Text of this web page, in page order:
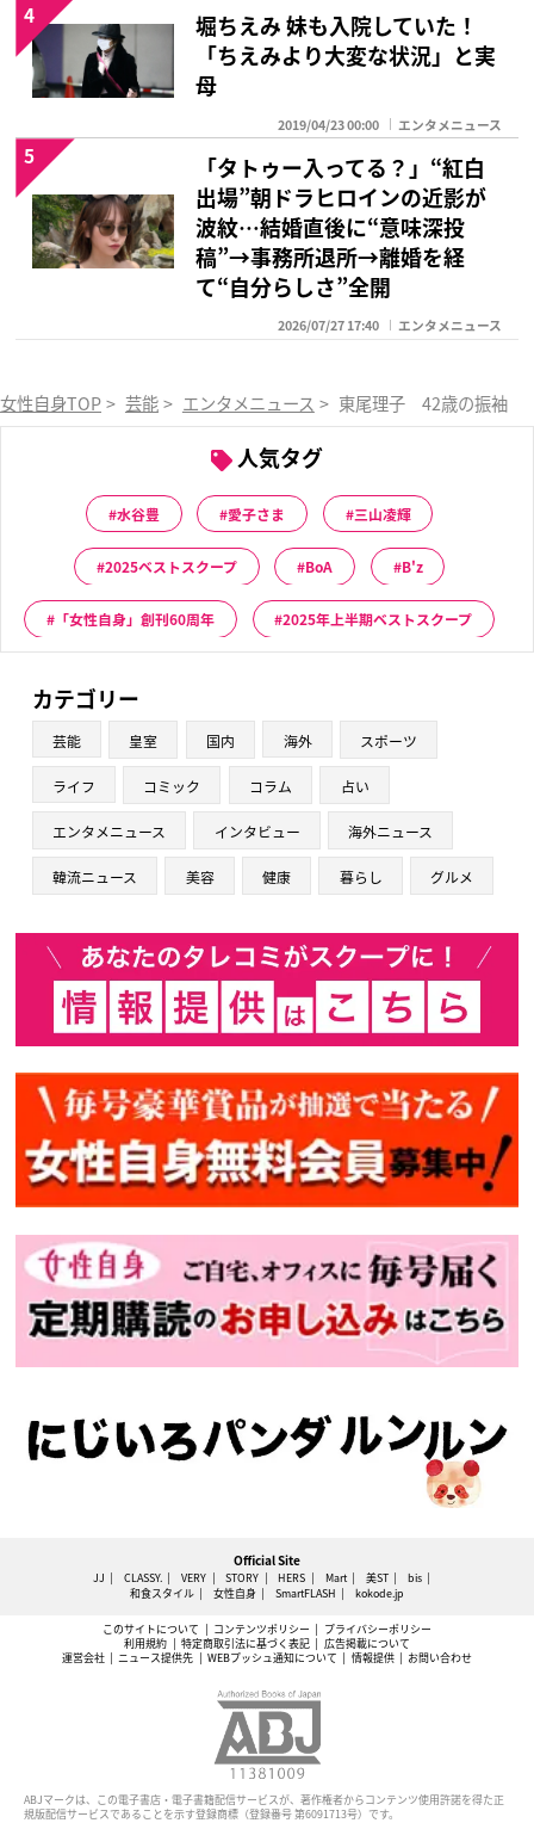
堀ちえみ 妹も入院していた！
「ちえみより大変な状況」と実
母
2019/04/23 00:00 エンタメニュース
4
「タトゥー入ってる？」“紅白
出場”朝ドラヒロインの近影が
波紋…結婚直後に“意味深投
稿”→事務所退所→離婚を経
て“自分らしさ”全開
2026/07/27 17:40 エンタメニュース
5
女性自身TOP > 芸能 > エンタメニュース > 東尾理子 42歳の振袖姿
人気タグ
水谷豊 愛子さま 三山凌輝
2025ベストスクープ BoA B'z
「女性自身」創刊60周年 2025年上半期ベストスクープ
カテゴリー
芸能 皇室 国内 海外 スポーツ
ライフ コミック コラム 占い
エンタメニュース インタビュー 海外ニュース
韓流ニュース 美容 健康 暮らし グルメ
Official Site
JJ CLASSY. VERY STORY HERS Mart 美ST
bis
和食スタイル
女性自身 SmartFLASH kokode.jp
このサイトについて コンテンツポリシー
プライバシーポリシー
利用規約
特定商取引法に基づく表記
広告掲載について
運営会社
ニュース提供先 WEBプッシュ通知について 情報提供 お問い合わせ
ABJマークは、この電子書店・電子書籍配信サービスが、著作権者からコンテンツ使用許諾を得た正
規版配信サービスであることを示す登録商標（登録番号 第6091713号）です。